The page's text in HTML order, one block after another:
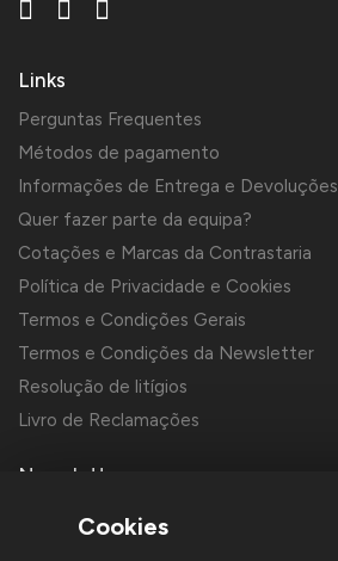
Links
Perguntas Frequentes
Métodos de pagamento
Informações de Entrega e Devoluções
Quer fazer parte da equipa?
Cotações e Marcas da Contrastaria
Política de Privacidade e Cookies
Termos e Condições Gerais
Termos e Condições da Newsletter
Resolução de litígios
Livro de Reclamações
Newsletter
Cookies